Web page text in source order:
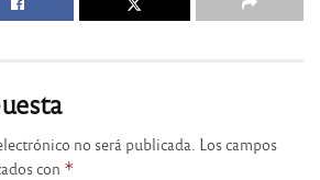
no será publicada. Los campos
con *